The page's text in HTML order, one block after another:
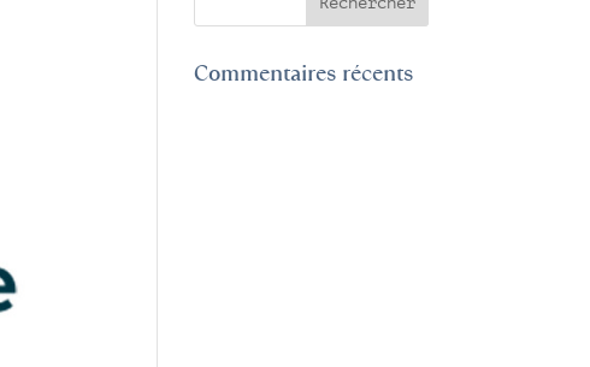
Commentaires récents